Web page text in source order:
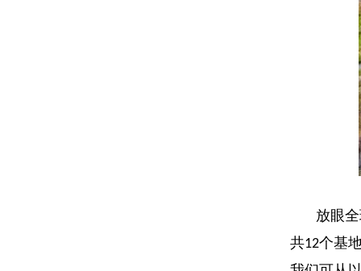
放眼
共12个基